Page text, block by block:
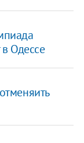
в Одессе